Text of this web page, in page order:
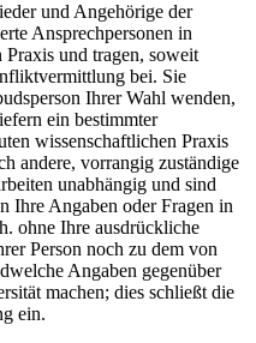
und Angehörige der
Ansprechpersonen in
Praxis und tragen, soweit
bei. Sie
Ihrer Wahl wenden,
ein bestimmter
wissenschaftlichen Praxis
andere, vorrangig zuständige
unabhängig und sind
Ihre Angaben oder Fragen in
ohne Ihre ausdrückliche
Person noch zu dem von
Angaben gegenüber
machen; dies schließt die
ein.